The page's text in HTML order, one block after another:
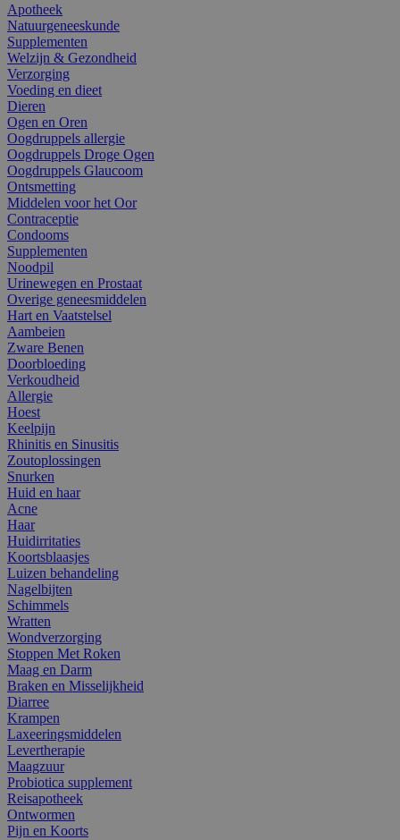
Apotheek
Natuurgeneeskunde
Supplementen
Welzijn & Gezondheid
Verzorging
Voeding en dieet
Dieren
Ogen en Oren
Oogdruppels allergie
Oogdruppels Droge Ogen
Oogdruppels Glaucoom
Ontsmetting
Middelen voor het Oor
Contraceptie
Condooms
Supplementen
Noodpil
Urinewegen en Prostaat
Overige geneesmiddelen
Hart en Vaatstelsel
Aambeien
Zware Benen
Doorbloeding
Verkoudheid
Allergie
Hoest
Keelpijn
Rhinitis en Sinusitis
Zoutoplossingen
Snurken
Huid en haar
Acne
Haar
Huidirritaties
Koortsblaasjes
Luizen behandeling
Nagelbijten
Schimmels
Wratten
Wondverzorging
Stoppen Met Roken
Maag en Darm
Braken en Misselijkheid
Diarree
Krampen
Laxeeringsmiddelen
Levertherapie
Maagzuur
Probiotica supplement
Reisapotheek
Ontwormen
Pijn en Koorts